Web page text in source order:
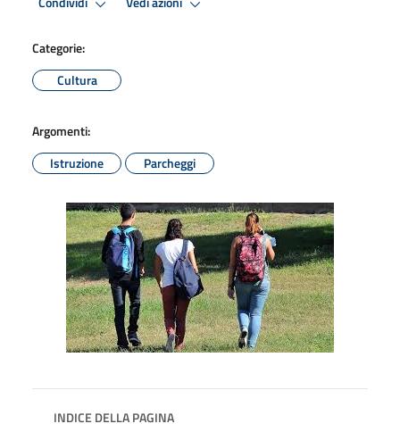
Categorie:
Cultura
Argomenti:
Istruzione
Parcheggi
INDICE DELLA PAGINA